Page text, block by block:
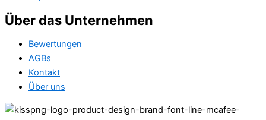
Über das Unternehmen
Bewertungen
AGBs
Kontakt
Über uns